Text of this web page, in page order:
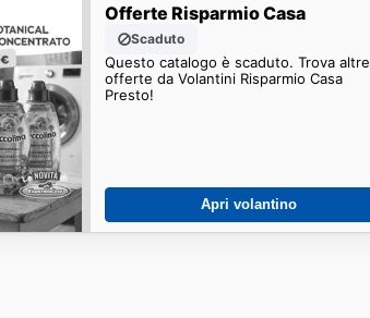
Offerte Risparmio Casa
Scaduto
Questo catalogo è scaduto. Trova altre
offerte da Volantini Risparmio Casa
Presto!
Apri volantino